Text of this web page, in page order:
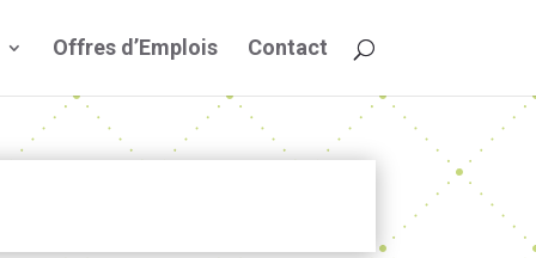
Offres d’Emplois Contact